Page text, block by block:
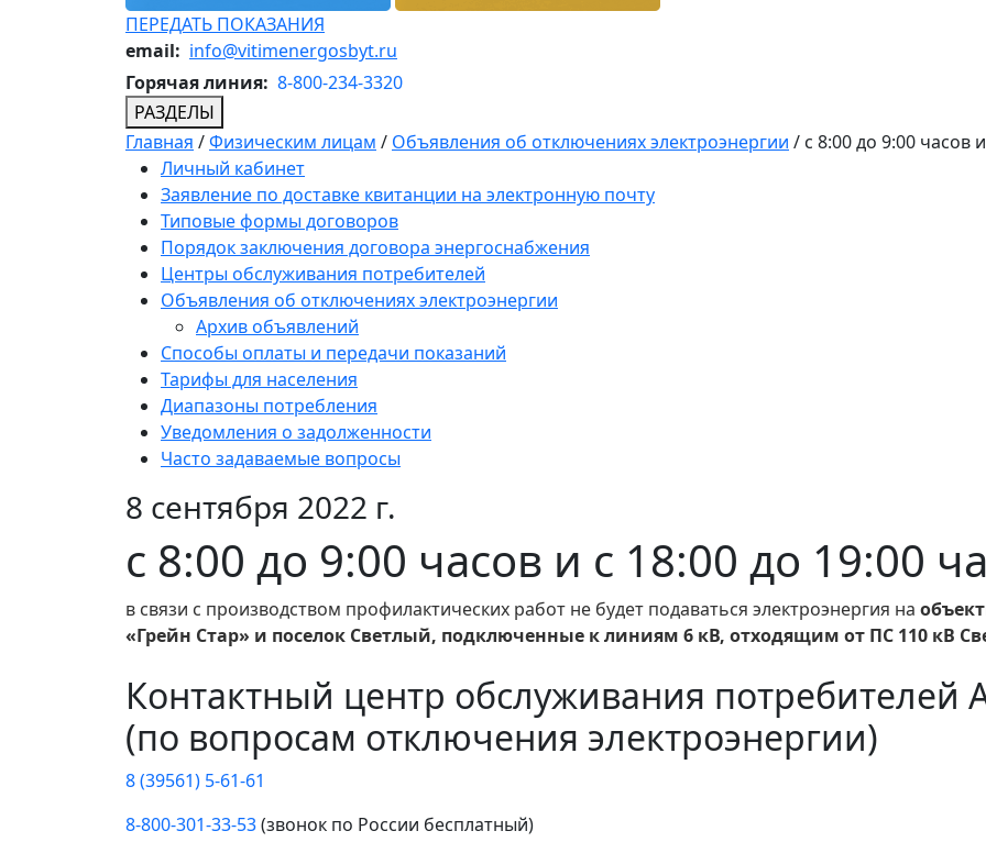
ПЕРЕДАТЬ ПОКАЗАНИЯ
email: info@vitimenergosbyt.ru
Горячая линия: 8-800-234-3320
РАЗДЕЛЫ
Главная /Физическим лицам / Объявления об отключениях электроэнергии / с 8:00 до 9:00 часов
Личный кабинет
Заявление по доставке квитанции на электронную почту
Типовые формы договоров
Порядок заключения договора энергоснабжения
Центры обслуживания потребителей
Объявления об отключениях электроэнергии
Архив объявлений
Способы оплаты и передачи показаний
Тарифы для населения
Диапазоны потребления
Уведомления о задолженности
Часто задаваемые вопросы
8 сентября 2022 г.
с 8:00 до 9:00 часов и с 18:00 до 19:00
в связи с производством профилактических работ не будет подаваться электроэнергия на
«Грейн Стар» и поселок Светлый, подключенные к линиям 6 кВ, отходящим от ПС 110 кВ
Контактный центр обслуживания потребителей
(по вопросам отключения электроэнергии)
8 (39561) 5-61-61
8-800-301-33-53(звонок по России бесплатный)